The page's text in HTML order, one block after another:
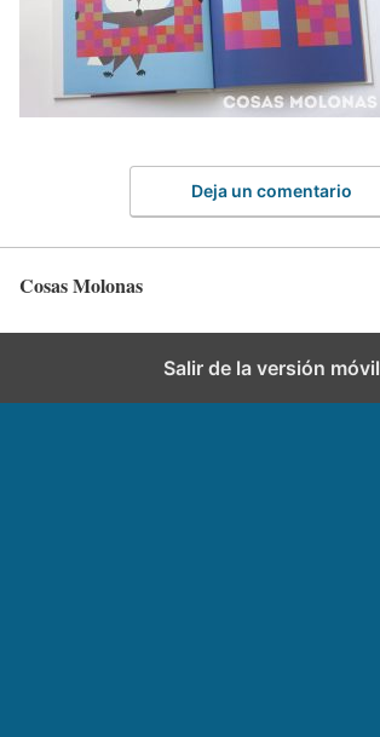
Deja un comentario
Cosas Molonas
Salir de la versión móvil